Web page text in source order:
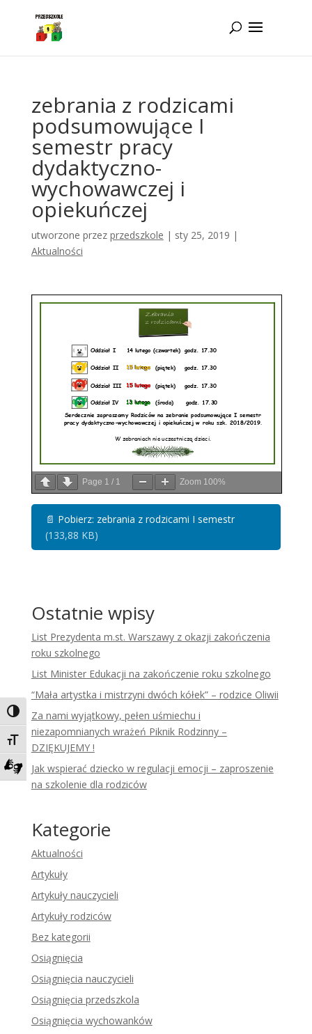
Toggle High Contrast
Toggle Font size
Zadzwoń do tłumacza języka migowego
zebrania z rodzicami
podsumowujące I
semestr pracy
dydaktyczno-
wychowawczej i
opiekuńczej
utworzone przez przedszkole | sty 25, 2019 |
Aktualności
Page 1 / 1 Zoom 100%
📄 Pobierz: zebrania z rodzicami I semestr
(133,88 KB)
Ostatnie wpisy
List Prezydenta m.st. Warszawy z okazji zakończenia
roku szkolnego
List Minister Edukacji na zakończenie roku szkolnego
“Mała artystka i mistrzyni dwóch kółek” – rodzice Oliwii
Za nami wyjątkowy, pełen uśmiechu i
niezapomnianych wrażeń Piknik Rodzinny –
DZIĘKUJEMY !
Jak wspierać dziecko w regulacji emocji – zaproszenie
na szkolenie dla rodziców
Kategorie
Aktualności
Artykuły
Artykuły nauczycieli
Artykuły rodziców
Bez kategorii
Osiągnięcia
Osiągnięcia nauczycieli
Osiągnięcia przedszkola
Osiągnięcia wychowanków